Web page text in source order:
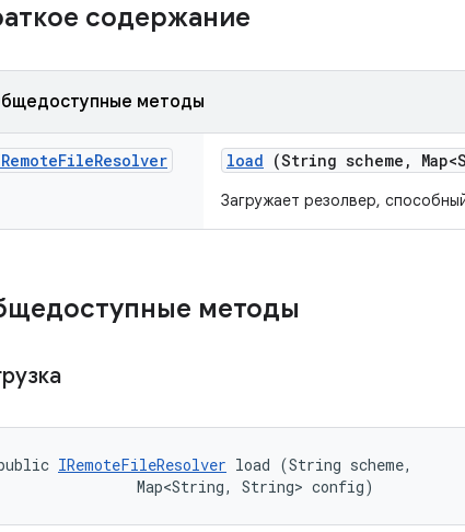
содержание
методы
FileResolver load (String scheme ,
Загружает резолвер,
методы
IRemoteFileResolver load (String scheme,
Map<String, String> config)